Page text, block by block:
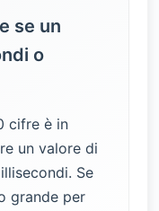
se un
o
cifre è in
un valore di
Se
grande per